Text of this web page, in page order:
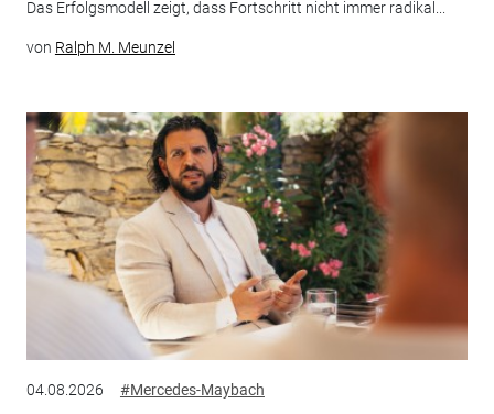
Das Erfolgsmodell zeigt, dass Fortschritt nicht immer radikal...
von Ralph M. Meunzel
04.08.2026 #Mercedes-Maybach